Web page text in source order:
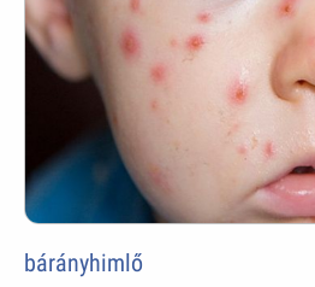
bárányhimlő